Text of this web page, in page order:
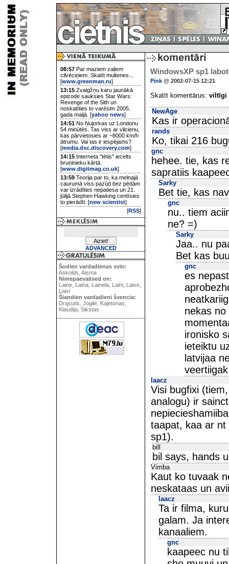
08:57 Par maziem zaļiem
cilvēciņiem. Skatīt multenes...
[www.greenman.ru]
13:15 Zvaigžņu karu jaunākā
epizode sauksies Star Wars:
Revenge of the Sith un
noskatīties to varēsim 2005.
gada maijā. [yahoo news]
14:51 No Ņujorkas uz Londonu
54 minūtēs. Tas viss ar vilcienu,
kas pārvietosies ar ~8000 km/h
ātrumu. Vai tas ir iespējams?
[media.dsc.discovery.com]
14:15 Interneta "tētis" iecelts
bruņinieku kārtā.
[www.digitmag.co.uk]
13:59 Teorija par to, ka melnajā
caurumā viss pazūd bez pēdām
var izrādīties nepatiesa un 21.
jūlijā Stephen Hawking centīsies
to pierādīt. [new scientist]
[RSS]
ADVANCED
Šodien vardadienas svin:
Askolds, Aisma
Nimepaevalised on:
Laine, Laina, Lainela, Laini, Laive,
Laivi
Šiandien vardadieni švencia:
Drąsutis, Jogilė, Kajetonas,
Klaudija, Sikstas
WindowsXP sp1
Pink @ 2002-07-15 12:21
Skatīt komentārus: viltīgi
NewAge
Kas ir
rands
Ko, tikai 216
gnc
hehee. tie, kas
sapratiis
Sarky
Bet tie, kas
gnc
nu.. tiem
ne? =)
Sarky
Jaa.. nu
Bet kas
gnc
es
nekas
ironisko
ieteiktu
latvijaa
laacz
Visi bugfixi
analogu) ir
taapat, kaa ar nt
sp1).
bill
bil says, hands
Vimba
Kaut ko tuvaak
neskataas un
laacz
Ta ir filma,
galam. Ja
kanaaliem.
gnc
kaapeec nu